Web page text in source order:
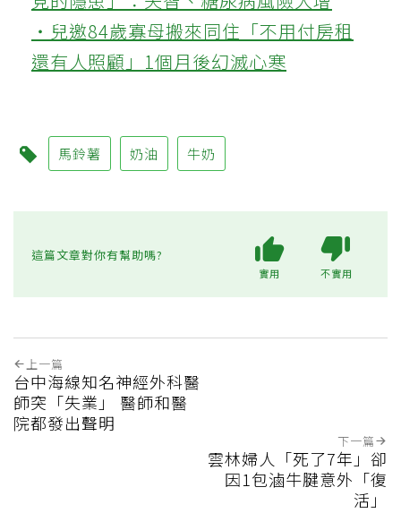
‧兒邀84歲寡母搬來同住「不用付房租
還有人照顧」1個月後幻滅心寒
馬鈴薯 奶油 牛奶
這篇文章對你有幫助嗎?
實用 不實用
上一篇
台中海線知名神經外科醫
師突「失業」 醫師和醫
院都發出聲明
下一篇
雲林婦人「死了7年」卻
因1包滷牛腱意外「復
活」